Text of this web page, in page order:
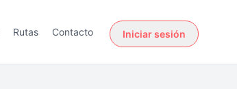
Rutas Contacto Iniciar sesión